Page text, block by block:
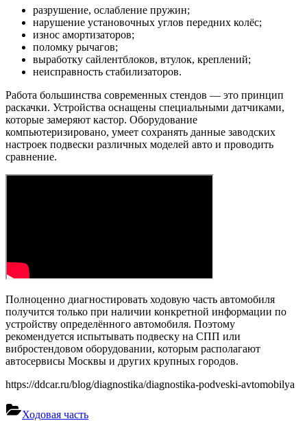
разрушение, ослабление пружин;
нарушение установочных углов передних колёс;
износ амортизаторов;
поломку рычагов;
выработку сайлентблоков, втулок, креплений;
неисправность стабилизаторов.
Работа большинства современных стендов — это принцип
раскачки. Устройства оснащены специальными датчиками,
которые замеряют кастор. Оборудование
компьютеризировано, умеет сохранять данные заводских
настроек подвески различных моделей авто и проводить
сравнение.
Полноценно диагностировать ходовую часть автомобиля
получится только при наличии конкретной информации по
устройству определённого автомобиля. Поэтому
рекомендуется испытывать подвеску на СПП или
вибростендовом оборудовании, которым располагают
автосервисы Москвы и других крупных городов.
https://ddcar.ru/blog/diagnostika/diagnostika-podveski-avtomobilya
Ходовая часть